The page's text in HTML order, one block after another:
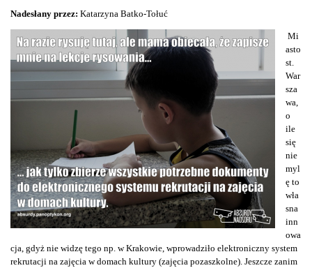
Nadesłany przez: Katarzyna Batko-Tołuć
Mi
asto
st.
War
sza
wa,
o
ile
się
nie
myl
ę to
wła
sna
inn
owa
cja, gdyż nie widzę tego np. w Krakowie, wprowadziło elektroniczny system
rekrutacji na zajęcia w domach kultury (zajęcia pozaszkolne). Jeszcze zanim